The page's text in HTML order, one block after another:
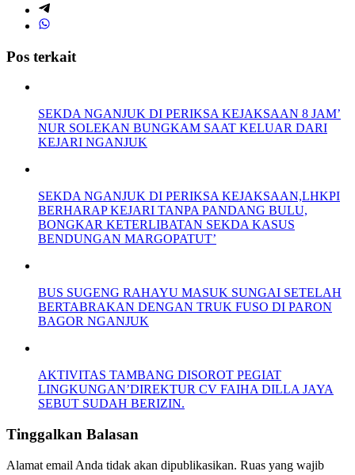
Pos terkait
SEKDA NGANJUK DI PERIKSA KEJAKSAAN 8 JAM’
NUR SOLEKAN BUNGKAM SAAT KELUAR DARI
KEJARI NGANJUK
SEKDA NGANJUK DI PERIKSA KEJAKSAAN,LHKPI
BERHARAP KEJARI TANPA PANDANG BULU,
BONGKAR KETERLIBATAN SEKDA KASUS
BENDUNGAN MARGOPATUT’
BUS SUGENG RAHAYU MASUK SUNGAI SETELAH
BERTABRAKAN DENGAN TRUK FUSO DI PARON
BAGOR NGANJUK
AKTIVITAS TAMBANG DISOROT PEGIAT
LINGKUNGAN’DIREKTUR CV FAIHA DILLA JAYA
SEBUT SUDAH BERIZIN.
Tinggalkan Balasan
Alamat email Anda tidak akan dipublikasikan. Ruas yang wajib